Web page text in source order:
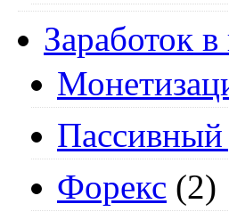
Заработок
Пассивный
Форекс (2)